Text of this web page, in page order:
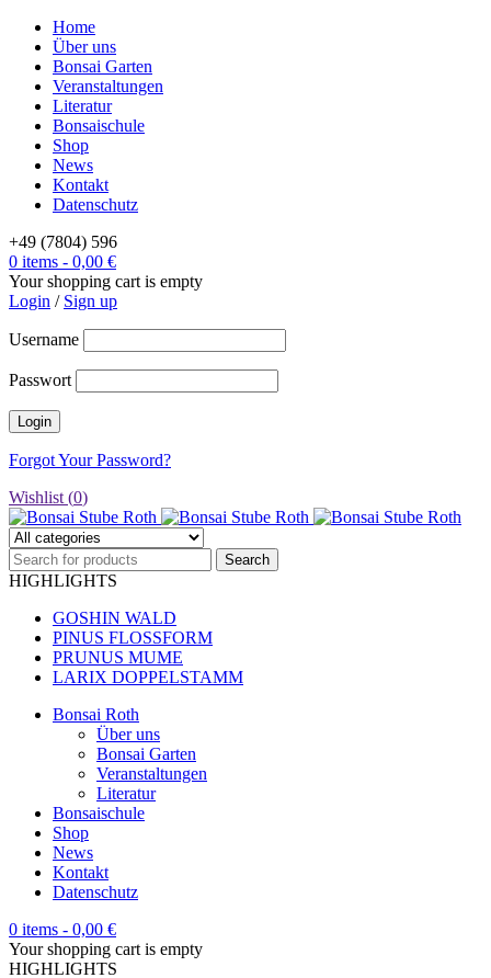
Home
Über uns
Bonsai Garten
Veranstaltungen
Literatur
Bonsaischule
Shop
News
Kontakt
Datenschutz
+49 (7804) 596
0 items - 0,00 €
Your shopping cart is empty
Login / Sign up
Username
Passwort
Forgot Your Password?
Wishlist (0)
HIGHLIGHTS
GOSHIN WALD
PINUS FLOSSFORM
PRUNUS MUME
LARIX DOPPELSTAMM
Bonsai Roth
Über uns
Bonsai Garten
Veranstaltungen
Literatur
Bonsaischule
Shop
News
Kontakt
Datenschutz
0 items - 0,00 €
Your shopping cart is empty
HIGHLIGHTS